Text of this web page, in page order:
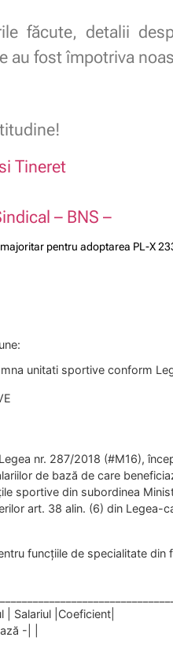
făcute, detalii
au fost împotriva
Tineret
– BNS –
pentru adoptarea PL-X
unitati sportive conform
nr. 287/2018 (#M16),
de bază de care
sportive din subordinea
art. 38 alin. (6) din Legea-
funcţiile de specialitate din
| Salariul |Coeficient|
-| |